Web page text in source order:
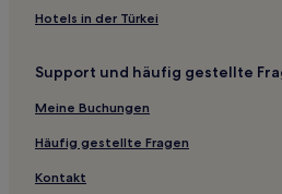
Luxus nahe Via Nazionale
Hotels mit Wellnessbereich nahe
Günstige nahe Via del Tritone
Haustierfreundliche in Rieti
Hotels mit Parkplatz in Rieti
Hotels in der Türkei
Support und häufig gestellte
Meine Buchungen
Häufig gestellte Fragen
Kontakt